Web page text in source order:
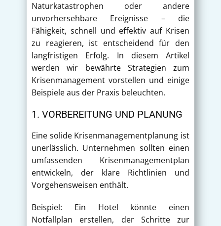
Naturkatastrophen oder andere
unvorhersehbare Ereignisse – die
Fähigkeit, schnell und effektiv auf Krisen
zu reagieren, ist entscheidend für den
langfristigen Erfolg. In diesem Artikel
werden wir bewährte Strategien zum
Krisenmanagement vorstellen und einige
Beispiele aus der Praxis beleuchten.
1. VORBEREITUNG UND PLANUNG
Eine solide Krisenmanagementplanung ist
unerlässlich. Unternehmen sollten einen
umfassenden Krisenmanagementplan
entwickeln, der klare Richtlinien und
Vorgehensweisen enthält.
Beispiel: Ein Hotel könnte einen
Notfallplan erstellen, der Schritte zur